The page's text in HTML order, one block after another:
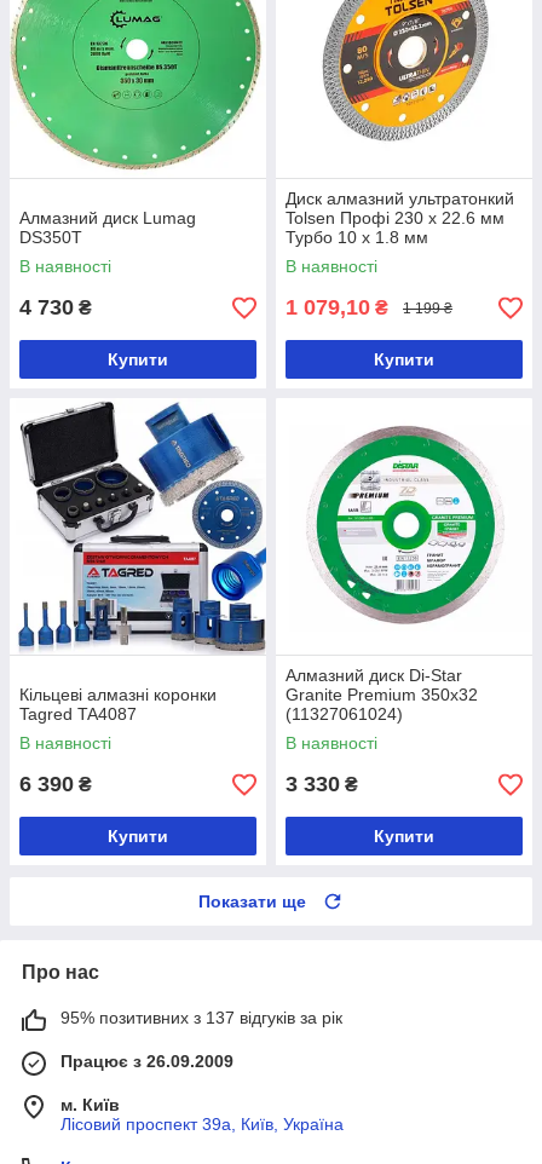
Алмазний диск Lumag
DS350T
В наявності
4 730 ₴
Купити
Диск алмазний ультратонкий
Tolsen Профі 230 х 22.6 мм
Турбо 10 х 1.8 мм
В наявності
1 079,10 ₴ 1 199 ₴
Купити
Кільцеві алмазні коронки
Tagred TA4087
В наявності
6 390 ₴
Купити
Алмазний диск Di-Star
Granite Premium 350x32
(11327061024)
В наявності
3 330 ₴
Купити
Показати ще
Про нас
95% позитивних з 137 відгуків за рік
Працює з 26.09.2009
м. Київ
Лісовий проспект 39а, Київ, Україна